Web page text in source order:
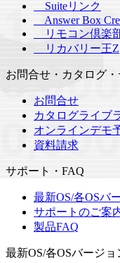
Suiteリンク
Answer Box
リモコン倶楽
リカバリー王Z
お問合せ・カタログ
お問合せ
カタログライブ
オンラインデモ
資料請求
サポート・FAQ
最新OS/各OSバ
サポートのご案
製品FAQ
最新OS/各OSバージ